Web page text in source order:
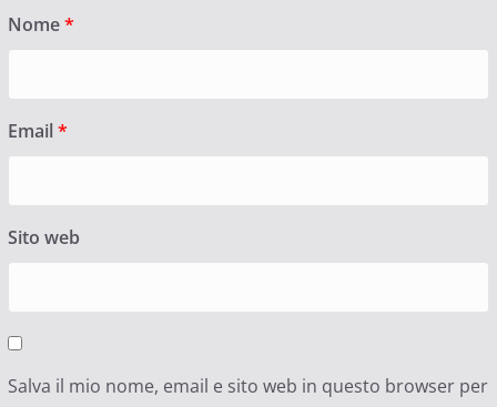
Nome*
Email *
Sito web
Salva il mio nome, email e sito web in questo browser per